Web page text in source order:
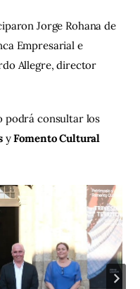
Jorge Rohana de
Empresarial e
Allegre, director
podrá consultar los
y Fomento Cultural